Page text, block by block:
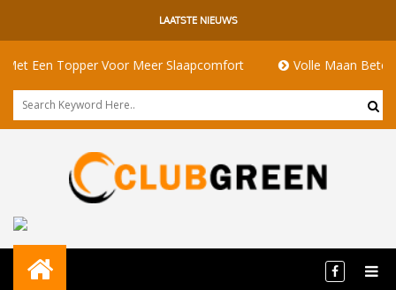
LAATSTE NIEUWS
Topper Voor Meer Slaapcomfort Volle Maan Betekenis: